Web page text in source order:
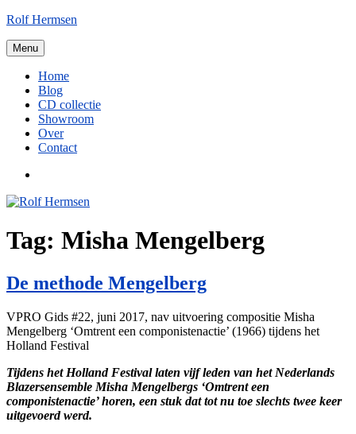
Ga
de
Rolf Hermsen
Menu
Home
Blog
CD collectie
Showroom
Over
Contact
Tag: Misha Mengelberg
De methode Mengelberg
VPRO Gids #22, juni 2017, nav uitvoering compositie Misha
Mengelberg ‘Omtrent een componistenactie’ (1966) tijdens het
Holland Festival
Tijdens het Holland Festival laten vijf leden van het Nederlands
Blazersensemble Misha Mengelbergs ‘Omtrent een
componistenactie’ horen, een stuk dat tot nu toe slechts twee keer
uitgevoerd werd.